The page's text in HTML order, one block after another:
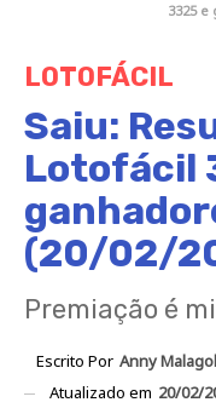
3325 e
LOTOFÁCIL
Saiu:
Lotofácil
(20/02/
Premiação é
Escrito Por Anny
Atualizado em 20/02/